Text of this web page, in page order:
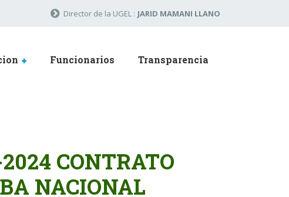
Director de la UGEL : JARID MAMANI LLANO
Funcionarios Transparencia
CONTRATO
NACIONAL